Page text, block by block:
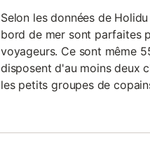
Selon les données de
bord de mer sont parfaites
voyageurs. Ce sont même
disposent d'au moins deux
les petits groupes de